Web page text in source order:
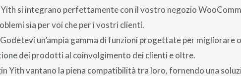
Yith si integrano perfettamente con il vostro negozio
sia per voi che per i vostri clienti.
Godetevi un’ampia gamma di funzioni progettate per migliorare
dei prodotti al coinvolgimento dei clienti e oltre.
Yith vantano la piena compatibilità tra loro, fornendo una